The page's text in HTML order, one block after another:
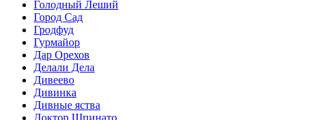
Голодный Леший
Город Сад
Гродфуд
Гурмайор
Дар Орехов
Делали Дела
Дивеево
Дивинка
Дивные яства